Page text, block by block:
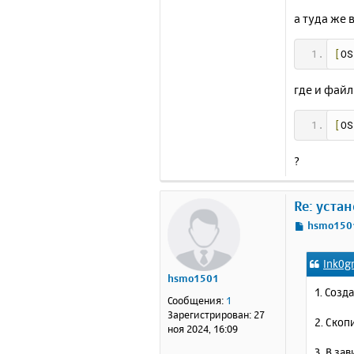
а туда же
где и файл
?
hsmo1501
Сообщения: 1
Зарегистрирован: 27
ноя 2024, 16:09
Re:
С
о
б
1.
2.